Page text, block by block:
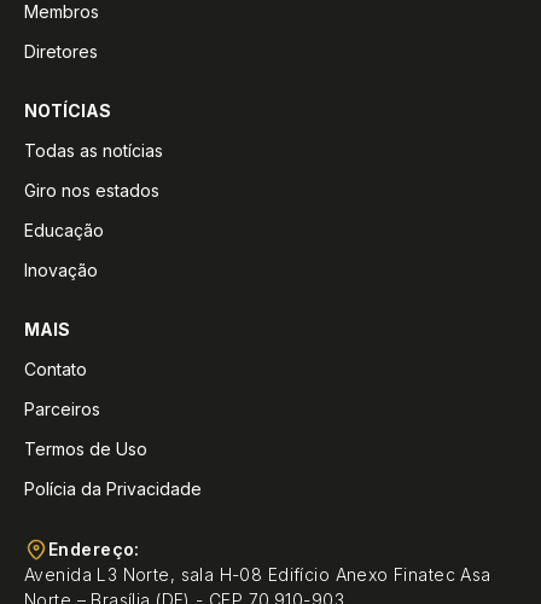
Membros
Diretores
NOTÍCIAS
Todas as notícias
Giro nos estados
Educação
Inovação
MAIS
Contato
Parceiros
Termos de Uso
Polícia da Privacidade
Endereço:
Avenida L3 Norte, sala H-08 Edifício Anexo Finatec Asa
Norte – Brasília (DF) - CEP 70.910-903